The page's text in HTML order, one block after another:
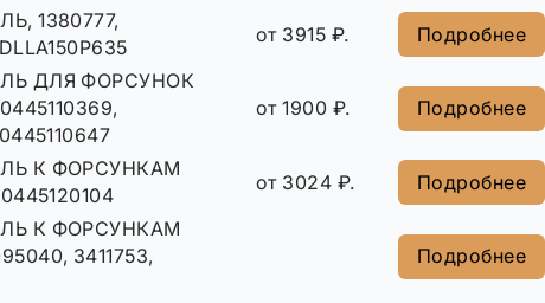
1380777,
от 3915 ₽. Подробнее
ДЛЯ ФОРСУНОК
от 1900 ₽. Подробнее
К ФОРСУНКАМ
от 3024 ₽. Подробнее
К ФОРСУНКАМ
3411753,
Подробнее